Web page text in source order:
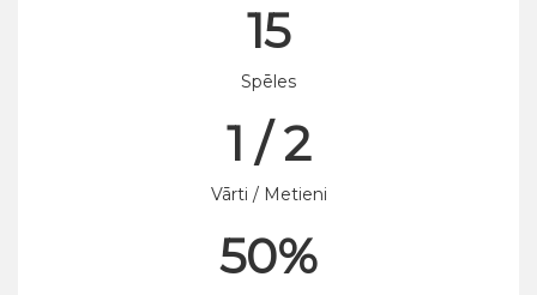
15
Spēles
1 / 2
Vārti / Metieni
50%